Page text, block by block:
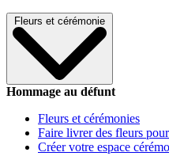
Fleurs et cérémonie
Hommage au défunt
Fleurs et cérémonies
Faire livrer des fleurs
Créer votre espace